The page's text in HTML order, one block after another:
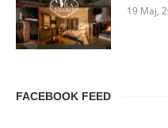
19 Maj,
FACEBOOK FEED